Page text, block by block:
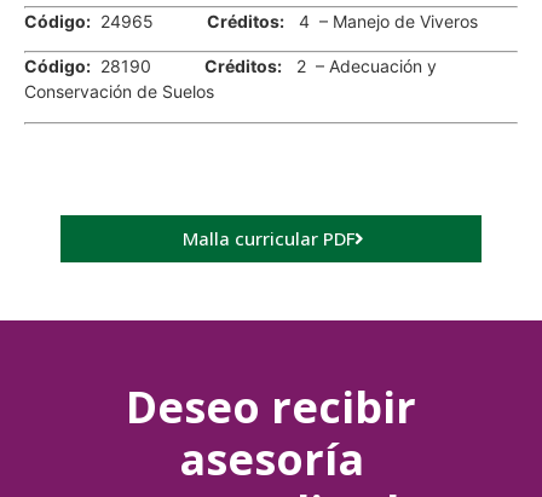
Código: 24965 Créditos: 4 – Manejo de Viveros
Código: 28190 Créditos: 2 – Adecuación y
Conservación de Suelos
Malla curricular PDF
Deseo recibir
asesoría